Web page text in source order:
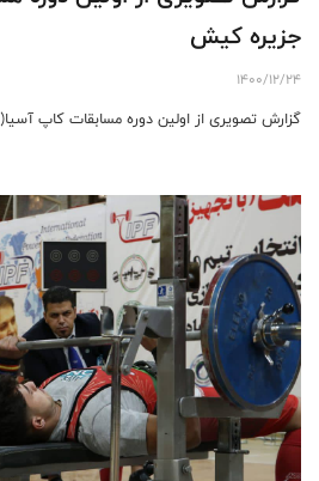
جزیره کیش
1400/12/24
گزارش تصویری از اولین دوره مسابقات کاپ آسیا(١) - جزیره کیش